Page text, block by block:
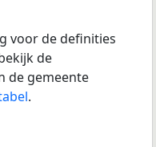
voor de definities
de
de gemeente
.